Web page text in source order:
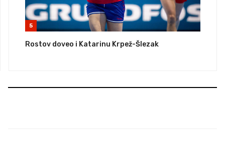
5
Rostov doveo i Katarinu Krpež-Šlezak